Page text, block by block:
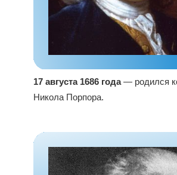
17 августа 1686 года— родился
Никола Порпора.